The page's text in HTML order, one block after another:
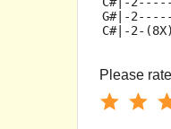
G#|-
C#|-2-
Please